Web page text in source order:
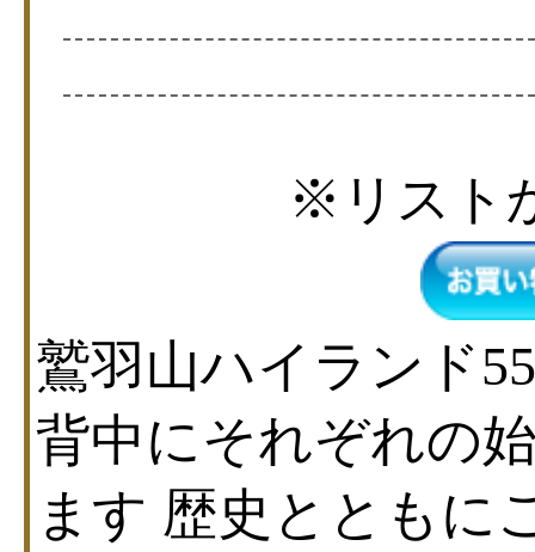
※リスト
鷲羽山ハイランド
背中にそれぞれの
ます 歴史とともに